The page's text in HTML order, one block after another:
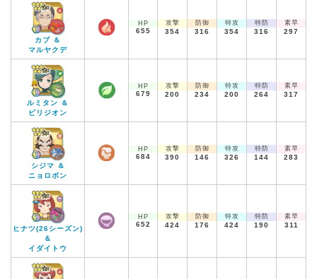
カブ ＆
マルヤクデ
HP
655
攻撃
354
防御
316
特攻
354
特防
316
素早
297
ルミタン ＆
ビリジオン
HP
679
攻撃
200
防御
234
特攻
200
特防
264
素早
317
シジマ ＆
ニョロボン
HP
684
攻撃
390
防御
146
特攻
326
特防
144
素早
283
ヒナツ(26シーズン)
＆
イダイトウ
HP
652
攻撃
424
防御
176
特攻
424
特防
190
素早
311